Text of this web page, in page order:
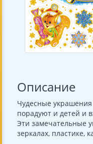
Описание
Чудесные
порадуют и детей и
Эти замечательные
зеркалах, пластике,